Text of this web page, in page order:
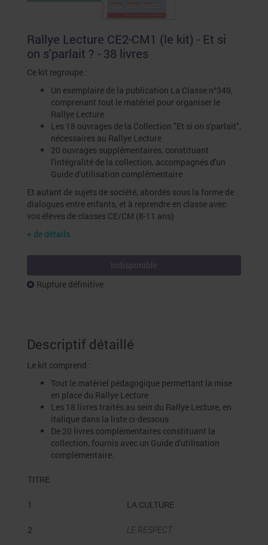
Rallye Lecture CE2-CM1 (le kit) - Et si
on s'parlait ? - 38 livres
Ce kit regroupe :
Un exemplaire de la publication La Classe n°349,
comprenant tout le matériel pour organiser le
Rallye Lecture
Les 18 ouvrages de la Collection "Et si on s'parlait",
nécessaires au Rallye Lecture
20 ouvrages supplémentaires, constituant
l'intégralité de la collection, accompagnés d'un
Guide d'utilisation complémentaire
Et autant de sujets de société, abordés sous la forme de
dialogues entre enfants, et à reprendre en classe avec
vos élèves de classes CE/CM (8-11 ans)
+ de détails
Indisponible
Rupture définitive
Descriptif détaillé
Le kit comprend :
Tout le matériel pédagogique permettant la mise
en place du Rallye Lecture
Les 18 livres traités au sein du Rallye Lecture, en
italique dans la liste ci-dessous
De 20 livres complémentaires constituant la
collection, fournis avec un Guide d'utilisation
complémentaire.
TITRE
1 LA CULTURE
2 LE RESPECT